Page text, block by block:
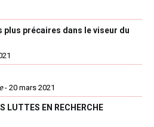
plus précaires dans le viseur du
- 20 mars 2021
LUTTES EN RECHERCHE